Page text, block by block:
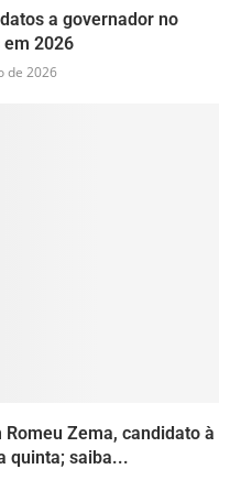
a governador no
2026
de 2026
Zema, candidato à
quinta; saiba...